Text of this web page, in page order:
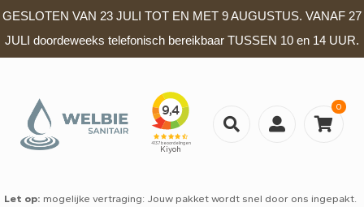
GESLOTEN VAN 23 JULI TOT EN MET 9 AUGUSTUS. VANAF 27
JULI doordeweeks telefonisch bereikbaar TUSSEN 10 en 14 UUR.
0
Let op: mogelijke vertraging: Jouw pakket wordt snel door ons ingepakt.